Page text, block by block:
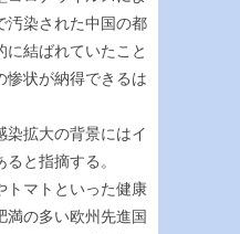
汚染された中国の都
に結ばれていたこと
惨状が納得できるは
染拡大の背景にはイ
と指摘する。
トマトといった健康
満の多い欧州先進国